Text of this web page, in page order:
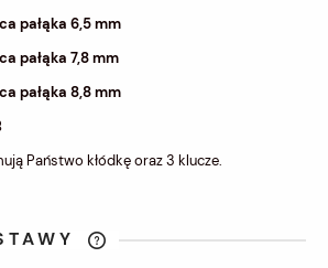
pałąka 6,5 mm
pałąka 7,8 mm
pałąka 8,8 mm
Państwo kłódkę oraz 3 klucze.